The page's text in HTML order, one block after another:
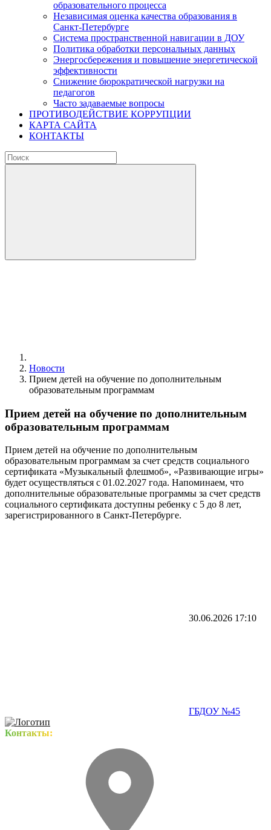
образовательного процесса
Независимая оценка качества образования в
Санкт-Петербурге
Система пространственной навигации в ДОУ
Политика обработки персональных данных
Энергосбережения и повышение энергетической
эффективности
Снижение бюрократической нагрузки на
педагогов
Часто задаваемые вопросы
ПРОТИВОДЕЙСТВИЕ КОРРУПЦИИ
КАРТА САЙТА
КОНТАКТЫ
Новости
Прием детей на обучение по дополнительным
образовательным программам
Прием детей на обучение по дополнительным
образовательным программам
Прием детей на обучение по дополнительным
образовательным программам за счет средств социального
сертификата «Музыкальный флешмоб», «Развивающие игры»
будет осуществляться с 01.02.2027 года. Напоминаем, что
дополнительные образовательные программы за счет средств
социального сертификата доступны ребенку с 5 до 8 лет,
зарегистрированного в Санкт-Петербурге.
30.06.2026 17:10
ГБДОУ №45
Контакты: